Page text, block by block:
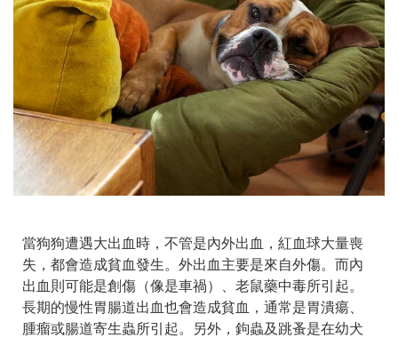
當狗狗遭遇大出血時，不管是內外出血，紅血球大量喪
失，都會造成貧血發生。外出血主要是來自外傷。而內
出血則可能是創傷（像是車禍）、老鼠藥中毒所引起。
長期的慢性胃腸道出血也會造成貧血，通常是胃潰瘍、
腫瘤或腸道寄生蟲所引起。另外，鉤蟲及跳蚤是在幼犬